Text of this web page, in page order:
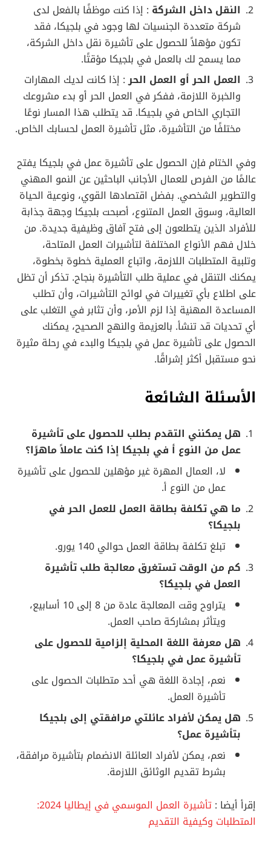
النقل داخل الشركة : إذا كنت موظفًا بالفعل لدى
شركة متعددة الجنسيات لها وجود في بلجيكا، فقد
تكون مؤهلاً للحصول على تأشيرة نقل داخل الشركة،
مما يسمح لك بالعمل في بلجيكا مؤقتًا.
العمل الحر أو العمل الحر: إذا كانت لديك المهارات
والخبرة اللازمة، ففكر في العمل الحر أو بدء مشروعك
التجاري الخاص في بلجيكا. قد يتطلب هذا المسار نوعًا
مختلفًا من التأشيرة، مثل تأشيرة العمل لحسابك الخاص.
وفي الختام فإن الحصول على تأشيرة عمل في بلجيكا يفتح
عالمًا من الفرص للعمال الأجانب الباحثين عن النمو المهني
والتطوير الشخصي. بفضل اقتصادها القوي، ونوعية الحياة
العالية، وسوق العمل المتنوع، أصبحت بلجيكا وجهة جذابة
للأفراد الذين يتطلعون إلى فتح آفاق وظيفية جديدة. من
خلال فهم الأنواع المختلفة لتأشيرات العمل المتاحة،
وتلبية المتطلبات اللازمة، واتباع العملية خطوة بخطوة،
يمكنك التنقل في عملية طلب التأشيرة بنجاح. تذكر أن تظل
على اطلاع بأي تغييرات في لوائح التأشيرات، وأن تطلب
المساعدة المهنية إذا لزم الأمر، وأن تثابر في التغلب على
أي تحديات قد تنشأ. بالعزيمة والنهج الصحيح، يمكنك
الحصول على تأشيرة عمل في بلجيكا والبدء في رحلة مثيرة
نحو مستقبل أكثر إشراقًا.
الأسئلة الشائعة
هل يمكنني التقدم بطلب للحصول على تأشيرة
عمل من النوع أ في بلجيكا إذا كنت عاملاً ماهرًا؟
لا، العمال المهرة غير مؤهلين للحصول على تأشيرة
عمل من النوع أ.
ما هي تكلفة بطاقة العمل للعمل الحر في
بلجيكا؟
تبلغ تكلفة بطاقة العمل حوالي 140 يورو.
كم من الوقت تستغرق معالجة طلب تأشيرة
العمل في بلجيكا؟
يتراوح وقت المعالجة عادة من 8 إلى 10 أسابيع،
ويتأثر بمشاركة صاحب العمل.
هل معرفة اللغة المحلية إلزامية للحصول على
تأشيرة عمل في بلجيكا؟
نعم، إجادة اللغة هي أحد متطلبات الحصول على
تأشيرة العمل.
هل يمكن لأفراد عائلتي مرافقتي إلى بلجيكا
بتأشيرة عمل؟
نعم، يمكن لأفراد العائلة الانضمام بتأشيرة مرافقة،
بشرط تقديم الوثائق اللازمة.
إقرأ أيضا :
تأشيرة العمل الموسمي في إيطاليا 2024:
المتطلبات وكيفية التقديم